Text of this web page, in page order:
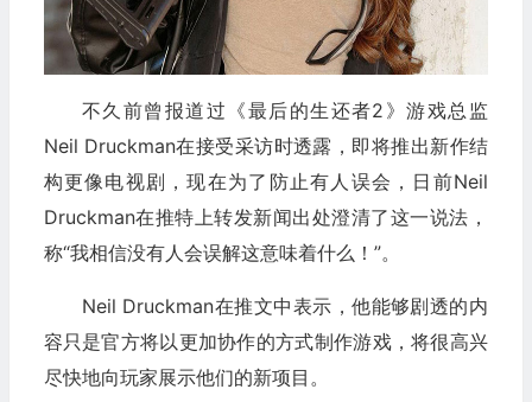
不久前曾报道过《最后的生还者2》游戏总监
Neil Druckman在接受采访时透露，即将推出新作结
构更像电视剧，现在为了防止有人误会，日前Neil
Druckman在推特上转发新闻出处澄清了这一说法，
称“我相信没有人会误解这意味着什么！”。
Neil Druckman在推文中表示，他能够剧透的内
容只是官方将以更加协作的方式制作游戏，将很高兴
尽快地向玩家展示他们的新项目。